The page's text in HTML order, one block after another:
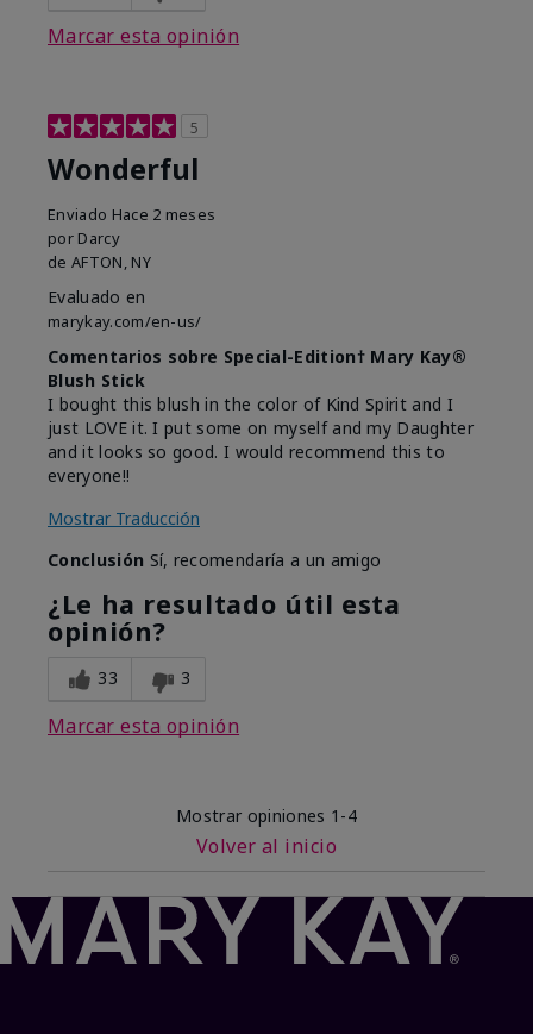
Marcar esta opinión
5
Wonderful
Enviado Hace 2 meses
por Darcy
de AFTON, NY
Evaluado en
marykay.com/en-us/
Comentarios sobre Special-Edition† Mary Kay®
Blush Stick
I bought this blush in the color of Kind Spirit and I
just LOVE it. I put some on myself and my Daughter
and it looks so good. I would recommend this to
everyone!!
Mostrar Traducción
Conclusión Sí, recomendaría a un amigo
¿Le ha resultado útil esta
opinión?
33 3
Marcar esta opinión
Mostrar opiniones 1-4
Volver al inicio